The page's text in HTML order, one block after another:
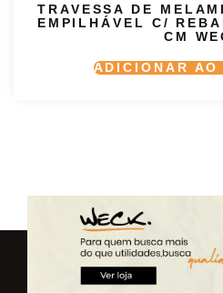
TRAVESSA DE
EMPILHÁVEL C/
CM
ADICIONAR AO